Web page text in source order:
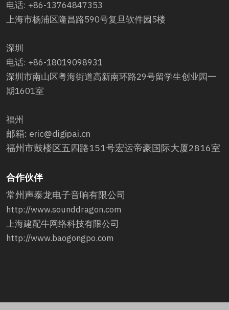
电话: +86-13764847353
上海市杨浦区隆昌路590号复旦软件园5楼
深圳
电话: +86-18019098931
深圳市南山区粤海街道高新南环路29号留学生创业园一
期1601室
福州
邮箱: eric@digipai.cn
福州市鼓楼区五四路151号宏运帝豪国际大厦2816室
合作伙伴
常州声泰龙电子音响有限公司
http://www.sounddragon.com
上海建配牛网络科技有限公司
http://www.baogongpo.com